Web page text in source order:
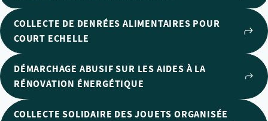
COLLECTE DE DENRÉES ALIMENTAIRES POUR
COURT ECHELLE
DÉMARCHAGE ABUSIF SUR LES AIDES À LA
RÉNOVATION ÉNERGÉTIQUE
COLLECTE SOLIDAIRE DES JOUETS ORGANISÉE